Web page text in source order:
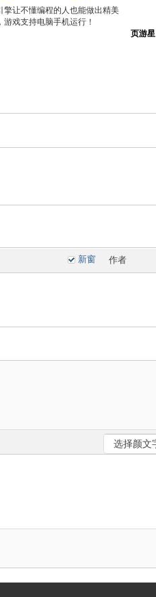
擎让不懂编程的人也能做出精美
游戏支持电脑手机运行！
页游星
新窗 作者